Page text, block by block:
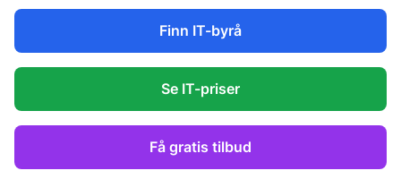
Finn IT-byrå
Se IT-priser
Få gratis tilbud